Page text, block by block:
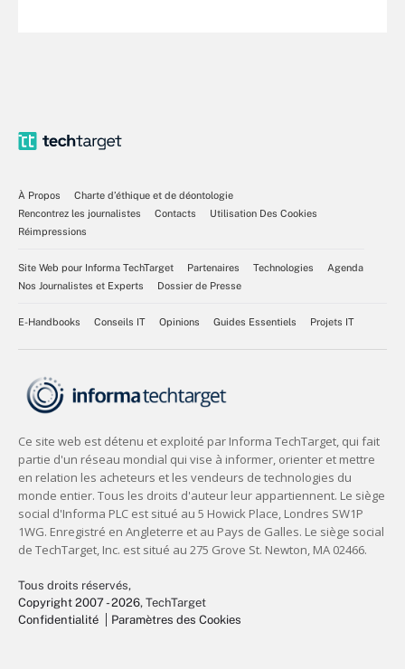
À Propos
Charte d’éthique et de déontologie
Rencontrez les journalistes
Contacts
Utilisation Des Cookies
Réimpressions
Site Web pour Informa TechTarget Partenaires Technologies
Agenda
Nos Journalistes et Experts
Dossier de Presse
E-Handbooks Conseils IT Opinions Guides Essentiels Projets IT
Tous droits réservés,
Copyright 2007 - 2026, TechTarget
Confidentialité
Paramètres des Cookies